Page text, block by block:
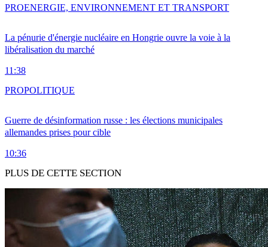
La pénurie d'énergie nucléaire en Hongrie ouvre la voie à la
libéralisation du marché
11:38
PROENERGIE, ENVIRONNEMENT ET TRANSPORT
Guerre de désinformation russe : les élections municipales
allemandes prises pour cible
10:36
PROPOLITIQUE
PLUS DE CETTE SECTION